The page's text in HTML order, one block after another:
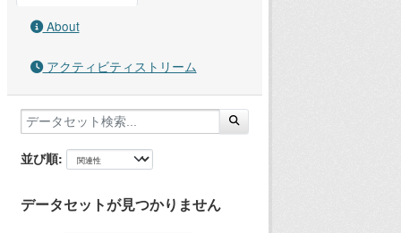
About
アクティビティストリーム
並び順
データセットが見つかりません